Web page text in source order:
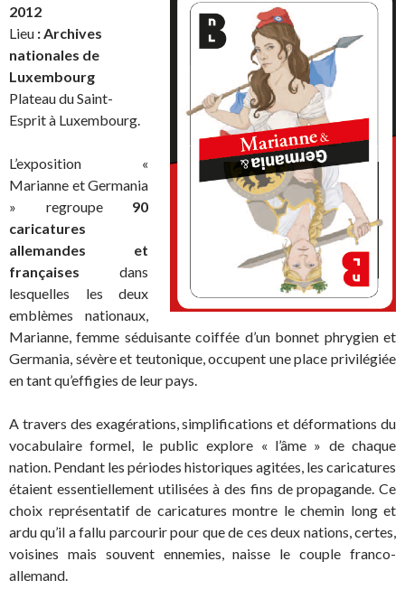
2012
Lieu :Archives
nationales de
Luxembourg
Plateau du Saint-
Esprit à Luxembourg.
L’exposition «
Marianne et Germania
» regroupe 90
caricatures
allemandes et
françaises dans
lesquelles les deux
emblèmes nationaux,
Marianne, femme séduisante coiffée d’un bonnet phrygien et
Germania, sévère et teutonique, occupent une place privilégiée
en tant qu’effigies de leur pays.
A travers des exagérations, simplifications et déformations du
vocabulaire formel, le public explore « l’âme » de chaque
nation. Pendant les périodes historiques agitées, les caricatures
étaient essentiellement utilisées à des fins de propagande. Ce
choix représentatif de caricatures montre le chemin long et
ardu qu’il a fallu parcourir pour que de ces deux nations, certes,
voisines mais souvent ennemies, naisse le couple franco-
allemand.